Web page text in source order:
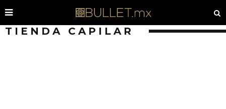
TIENDA CAPILAR